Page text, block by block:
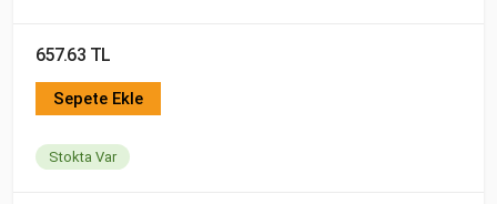
657.63 TL
Sepete Ekle
Stokta Var